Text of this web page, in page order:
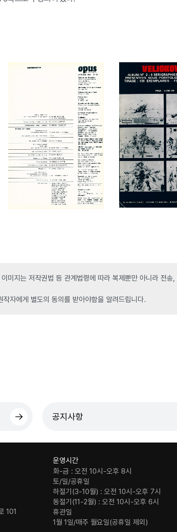
미지는 저작권법 등 관계법령에 따라 복제뿐만 아니라 전
자에게 별도의 동의를 받아야함을 알려드립니다.
공지사항
101
운영시간
화-금 : 오전 10시-오후 8시
토/일/공휴일
하절기(3-10월) : 오전 10시-오후 7시
동절기(11-2월) : 오전 10시-오후 6시
휴관일
1월 1일/매주 월요일(공휴일 제외)